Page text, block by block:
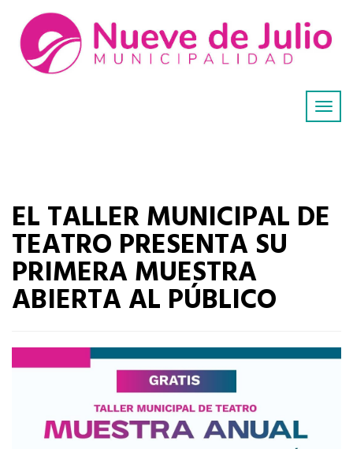
EL TALLER MUNICIPAL DE
TEATRO PRESENTA SU
PRIMERA MUESTRA
ABIERTA AL PÚBLICO